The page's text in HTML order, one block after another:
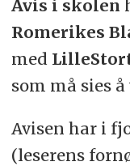
Avis i skolen
Romerikes
med
som må sies
Avisen har i
(leserens